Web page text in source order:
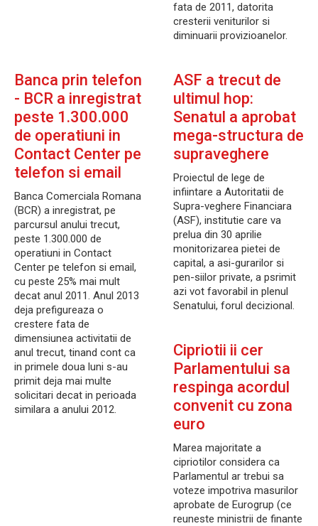
fata de 2011, datorita
cresterii veniturilor si
diminuarii provizioanelor.
Banca prin telefon
- BCR a inregistrat
peste 1.300.000
de operatiuni in
Contact Center pe
telefon si email
Banca Comerciala Romana
(BCR) a inregistrat, pe
parcursul anului trecut,
peste 1.300.000 de
operatiuni in Contact
Center pe telefon si email,
cu peste 25% mai mult
decat anul 2011. Anul 2013
deja prefigureaza o
crestere fata de
dimensiunea activitatii de
anul trecut, tinand cont ca
in primele doua luni s-au
primit deja mai multe
solicitari decat in perioada
similara a anului 2012.
ASF a trecut de
ultimul hop:
Senatul a aprobat
mega-structura de
supraveghere
Proiectul de lege de
infiintare a Autoritatii de
Supra-veghere Financiara
(ASF), institutie care va
prelua din 30 aprilie
monitorizarea pietei de
capital, a asi-gurarilor si
pen-siilor private, a psrimit
azi vot favorabil in plenul
Senatului, forul decizional.
Cipriotii ii cer
Parlamentului sa
respinga acordul
convenit cu zona
euro
Marea majoritate a
cipriotilor considera ca
Parlamentul ar trebui sa
voteze impotriva masurilor
aprobate de Eurogrup (ce
reuneste ministrii de finante